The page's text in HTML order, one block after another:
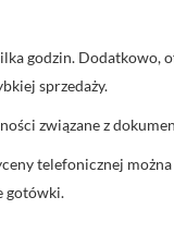
godzin. Dodatkowo,
sprzedaży.
związane z
telefonicznej
gotówki.